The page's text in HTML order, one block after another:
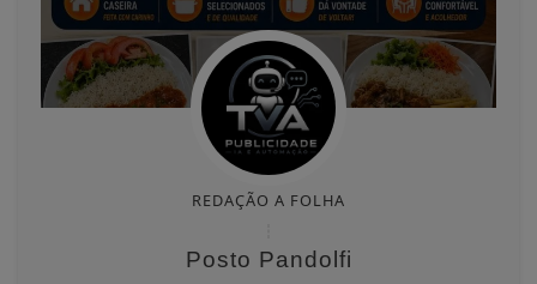
REDAÇÃO A FOLHA
Posto Pandolfi